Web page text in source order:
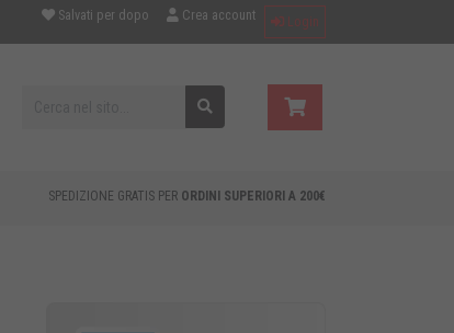
Salvati per dopo Crea account Login
SPEDIZIONE GRATIS PER ORDINI SUPERIORI A 200€